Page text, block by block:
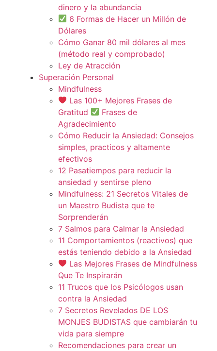
dinero y la abundancia
6 Formas de Hacer un Millón de
Dólares
Cómo Ganar 80 mil dólares al mes
(método real y comprobado)
Ley de Atracción
Superación Personal
Mindfulness
Las 100+ Mejores Frases de
Gratitud
Frases de
Agradecimiento
Cómo Reducir la Ansiedad: Consejos
simples, practicos y altamente
efectivos
12 Pasatiempos para reducir la
ansiedad y sentirse pleno
Mindfulness: 21 Secretos Vitales de
un Maestro Budista que te
Sorprenderán
7 Salmos para Calmar la Ansiedad
11 Comportamientos (reactivos) que
estás teniendo debido a la Ansiedad
Las Mejores Frases de Mindfulness
Que Te Inspirarán
11 Trucos que los Psicólogos usan
contra la Ansiedad
7 Secretos Revelados DE LOS
MONJES BUDISTAS que cambiarán tu
vida para siempre
Recomendaciones para crear un